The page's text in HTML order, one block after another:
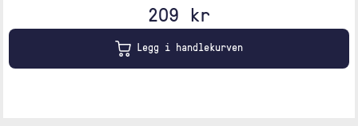
209 kr
Legg i handlekurven